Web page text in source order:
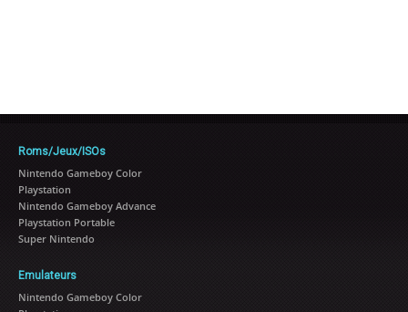
Roms/Jeux/ISOs
Nintendo Gameboy Color
Playstation
Nintendo Gameboy Advance
Playstation Portable
Super Nintendo
Emulateurs
Nintendo Gameboy Color